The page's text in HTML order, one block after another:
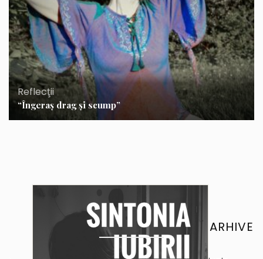
Reflecţii
“Îngeraş drag şi scump”
ARHIVE